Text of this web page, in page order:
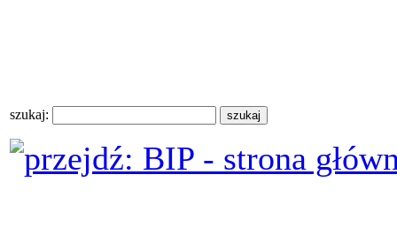
szukaj: